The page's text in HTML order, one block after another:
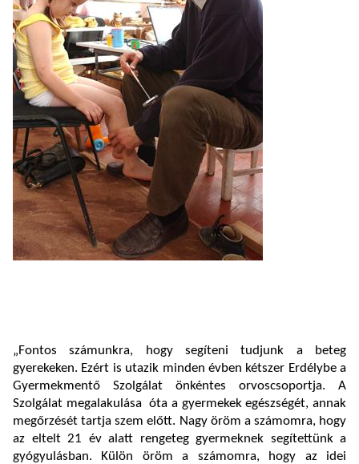
„Fontos számunkra, hogy segíteni tudjunk a beteg
gyerekeken. Ezért is utazik minden évben kétszer Erdélybe a
Gyermekmentő Szolgálat önkéntes orvoscsoportja. A
Szolgálat megalakulása óta a gyermekek egészségét, annak
megőrzését tartja szem előtt. Nagy öröm a számomra, hogy
az eltelt 21 év alatt rengeteg gyermeknek segítettünk a
gyógyulásban. Külön öröm a számomra, hogy az idei